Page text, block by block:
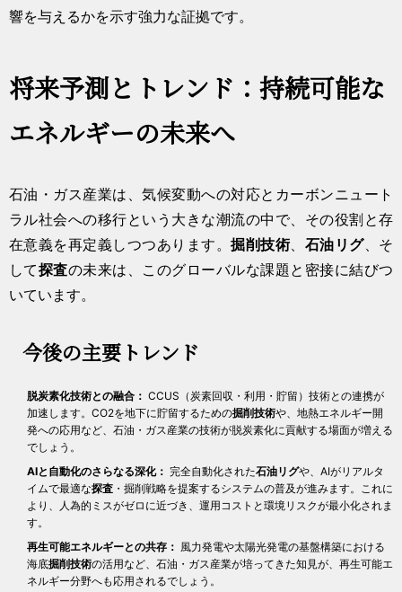
響を与えるかを示す強力な証拠です。
将来予測とトレンド：持続可能な
エネルギーの未来へ
石油・ガス産業は、気候変動への対応とカーボンニュート
ラル社会への移行という大きな潮流の中で、その役割と存
在意義を再定義しつつあります。掘削技術 石油リグ、そ
して探査の未来は、このグローバルな課題と密接に結びつ
いています。
今後の主要トレンド
脱炭素化技術との融合： CCUS（炭素回収・利用・貯留）技術との連携が
加速します。CO2を地下に貯留するための掘削技術や、地熱エネルギー開
発への応用など、石油・ガス産業の技術が脱炭素化に貢献する場面が増える
でしょう。
AIと自動化のさらなる深化： 完全自動化された石油リグや、AIがリアルタ
イムで最適な探査 ・掘削戦略を提案するシステムの普及が進みます。これに
より、人為的ミスがゼロに近づき、運用コストと環境リスクが最小化されま
す。
再生可能エネルギーとの共存： 風力発電や太陽光発電の基盤構築における
海底掘削技術の活用など、石油・ガス産業が培ってきた知見が、再生可能エ
ネルギー分野へも応用されるでしょう。